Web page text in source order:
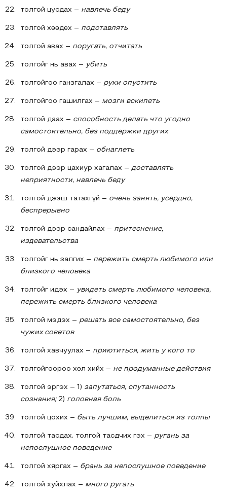
толгой цусдах – навлечь беду
толгой хөөдөх – подставлять
толгой авах – поругать, отчитать
толгойг нь авах – убить
толгойгоо ганзгалах – руки опустить
толгойгоо гашилгах – мозги вскипеть
толгой даах – способность делать что угодно
самостоятельно, без поддержки других
толгой дээр гарах – обнаглеть
толгой дээр цахиур хагалах – доставлять
неприятности, навлечь беду
толгой дээш татахгүй – очень занять, усердно,
беспрерывно
толгой дээр сандайлах – притеснение,
издевательства
толгойг нь залгих – пережить смерть любимого или
близкого человека
толгойг идэх – увидеть смерть любимого человека,
пережить смерть близкого человека
толгой мэдэх – решать все самостоятельно, без
чужих советов
толгой хавчуулах – приютиться, жить у кого то
толгойгоороо хөл хийх – не продуманные действия
толгой эргэх – 1) запутаться, спутанность
сознания;2) головная боль
толгой цохих – быть лучшим, выделиться из толпы
толгой тасдах, толгой тасдчих гэх – ругань за
непослушное поведение
толгой хяргах – брань за непослушное поведение
толгой хуйхлах – много ругать